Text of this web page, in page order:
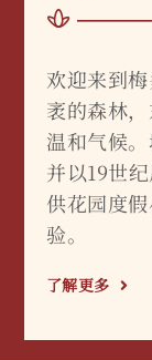
欢迎来到
袤的森林
温和气候
并以19世
供花园度
验。
了解更多